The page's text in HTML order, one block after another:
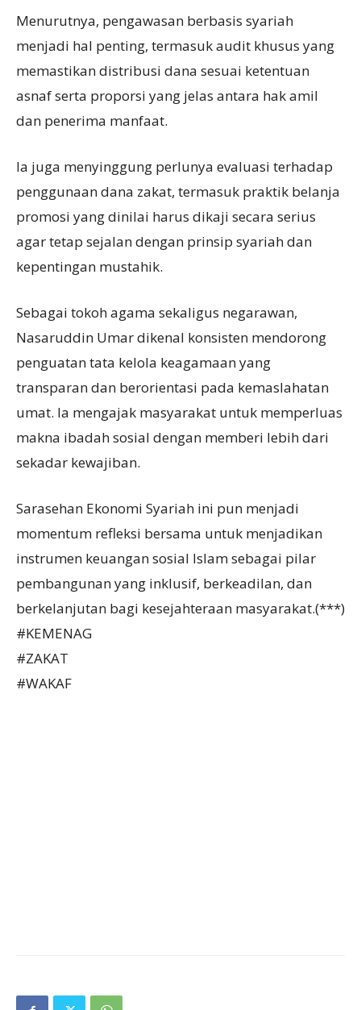
Menurutnya, pengawasan berbasis syariah
menjadi hal penting, termasuk audit khusus yang
memastikan distribusi dana sesuai ketentuan
asnaf serta proporsi yang jelas antara hak amil
dan penerima manfaat.
Ia juga menyinggung perlunya evaluasi terhadap
penggunaan dana zakat, termasuk praktik belanja
promosi yang dinilai harus dikaji secara serius
agar tetap sejalan dengan prinsip syariah dan
kepentingan mustahik.
Sebagai tokoh agama sekaligus negarawan,
Nasaruddin Umar dikenal konsisten mendorong
penguatan tata kelola keagamaan yang
transparan dan berorientasi pada kemaslahatan
umat. Ia mengajak masyarakat untuk memperluas
makna ibadah sosial dengan memberi lebih dari
sekadar kewajiban.
Sarasehan Ekonomi Syariah ini pun menjadi
momentum refleksi bersama untuk menjadikan
instrumen keuangan sosial Islam sebagai pilar
pembangunan yang inklusif, berkeadilan, dan
berkelanjutan bagi kesejahteraan masyarakat.(***)
#KEMENAG
#ZAKAT
#WAKAF